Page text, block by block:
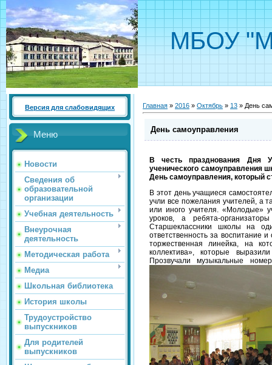
МБОУ
Версия для слабовидящих
Меню
Новости
Сведения об
образовательной
организации
Учебная деятельность
Внеурочная
деятельность
Методическая работа
Медиа
Школьная библиотека
История школы
Трудоустройство
выпускников
Для родителей
выпускников
Главная » 2016 » Октябрь » 13 » День
День самоуправления
В честь празднования Дня
ученического самоуправления
День самоуправления, который
В этот день учащиеся
учли все пожелания учителей, а
или иного учителя. «Молодые»
уроков, а ребята-
Старшеклассники школы на
ответственность за воспитание
торжественная линейка, на
коллектива», которые
Прозвучали музыкальные